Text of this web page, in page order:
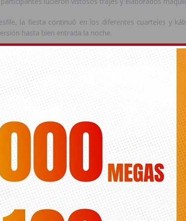
la fiesta continuó en los diferentes cuarteles y
hasta bien entrada la noche.